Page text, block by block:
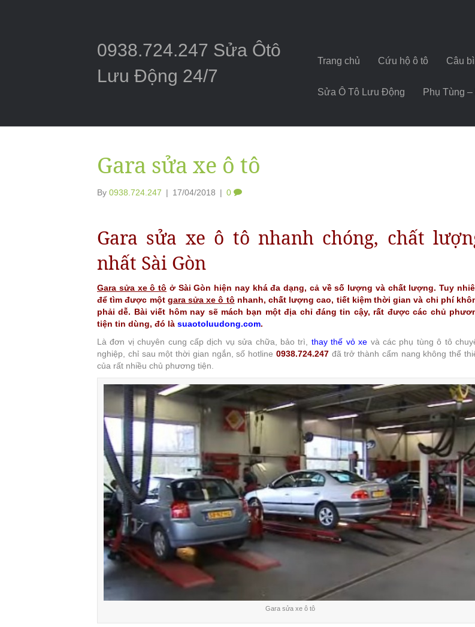
0938.724.247 Sửa Ôtô
Lưu Động 24/7
Trang chủ Cứu hộ ô tô Câu
Sửa Ô Tô Lưu Động Phụ Tùng
Gara sửa xe ô tô
By 0938.724.247 | 17/04/2018 | 0
Gara sửa xe ô tô nhanh chóng, chất
nhất Sài Gòn
Gara sửa xe ô tô ở Sài Gòn hiện nay khá đa dạng, cả về số lượng và chất lượng. Tuy
để tìm được một gara sửa xe ô tô nhanh, chất lượng cao, tiết kiệm thời gian và chi phí
phải dễ. Bài viết hôm nay sẽ mách bạn một địa chỉ đáng tin cậy, rất được các chủ
tiện tin dùng, đó là suaotoluudong.com.
Là đơn vị chuyên cung cấp dịch vụ sửa chữa, bảo trì, thay thế vỏ xe và các phụ tùng ô tô
nghiệp, chỉ sau một thời gian ngắn, số hotline 0938.724.247 đã trở thành cẩm nang không thể
của rất nhiều chủ phương tiện.
Gara sửa xe ô tô